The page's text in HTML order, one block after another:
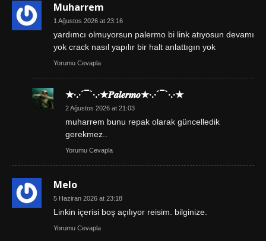
Muharrem
1 Ağustos 2026 at 23:16
yardımcı olmuyorsun palermo bi link atıyosun devamı
yok crack nasıl yapılır bir halt anlattıgın yok
Yorumu Cevapla
★·.·´¯`·.·★𝑷𝒂𝒍𝒆𝒓𝒎𝒐★·.·´¯`·.·★
2 Ağustos 2026 at 21:03
muharrem bunu repak olarak güncelledik
gerekmez..
Yorumu Cevapla
Melo
5 Haziran 2026 at 23:18
Linkin içerisi boş açılıyor reisim. bilginize.
Yorumu Cevapla